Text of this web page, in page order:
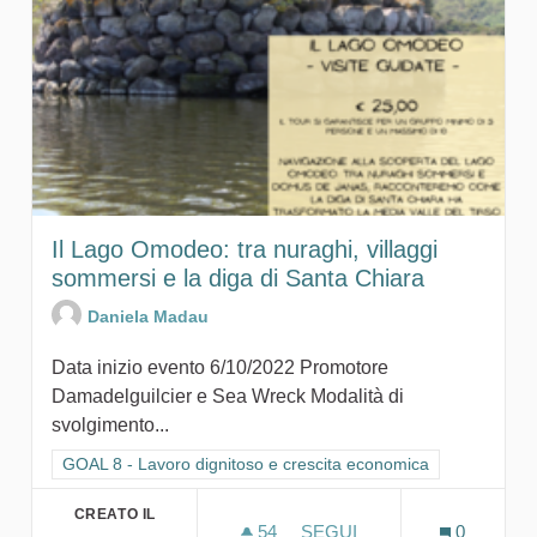
Il Lago Omodeo: tra nuraghi, villaggi
sommersi e la diga di Santa Chiara
Daniela Madau
Data inizio evento 6/10/2022 Promotore
Damadelguilcier e Sea Wreck Modalità di
svolgimento...
Filtra i risultati per categoria: GOAL 8 - Lavoro dignitoso e
GOAL 8 - Lavoro dignitoso e crescita economica
CREATO IL
54 54 SOSTENITORI
SEGUI
0